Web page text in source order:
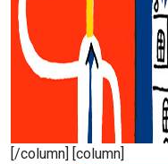
[/column] [column]